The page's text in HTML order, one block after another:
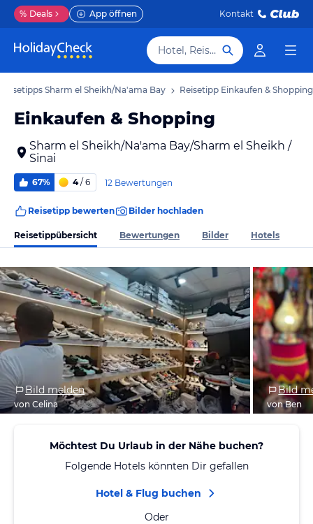
% Deals App öffnen Kontakt
Hotel, Reiseziel
Reisetipps Sharm el Sheikh/Na'ama Bay Reisetipp Einkaufen & Shopping
Einkaufen & Shopping
Sharm el Sheikh/Na'ama Bay/Sharm el Sheikh /
Sinai
67% 4/ 6 12 Bewertungen
Reisetipp bewerten Bilder hochladen
Reisetippübersicht Bewertungen Bilder Hotels
Bild melden
von Celina
Bild
von Ben
Möchtest Du Urlaub in der Nähe buchen?
Folgende Hotels könnten Dir gefallen
Hotel & Flug buchen
Oder